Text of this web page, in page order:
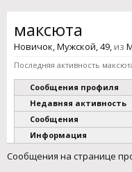
максюта
Новичок, Мужской, 49, из
Последняя активность
Сообщения профиля
Недавняя активность
Сообщения
Информация
Сообщения на странице